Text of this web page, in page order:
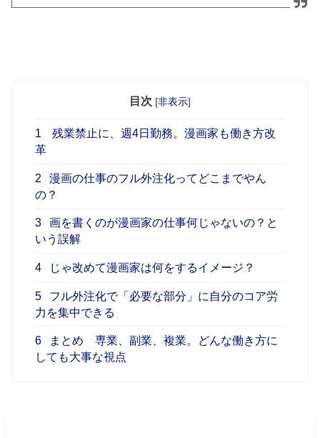
目次 [非表示]
1
残業禁止に、週4日勤務。漫画家も働き方改
革
2
漫画の仕事のフル外注化ってどこまでやん
の？
3
画を書くのが漫画家の仕事何じゃないの？と
いう誤解
4 じゃ改めて漫画家は何をするイメージ？
5
フル外注化で「必要な部分」に自分のコア労
力を集中できる
6
まとめ 専業、副業、複業。どんな働き方に
しても大事な視点